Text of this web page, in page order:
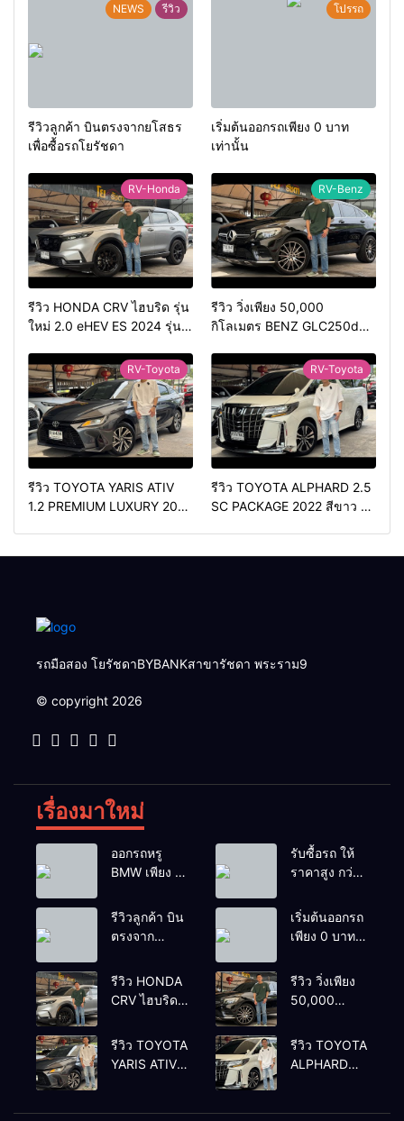
NEWS รีวิว
รีวิวลูกค้า บินตรงจากยโสธร
เพื่อซื้อรถโยรัชดา
โปรรถ
เริ่มต้นออกรถเพียง 0 บาท
เท่านั้น
RV-Honda
รีวิว HONDA CRV ไฮบริด รุ่น
ใหม่ 2.0 eHEV ES 2024 รุ่น
วิ่ง3หมื่นกว่าโล
RV-Benz
รีวิว วิ่งเพียง 50,000
กิโลเมตร BENZ GLC250d
เดียว ดีเซล สวยหายาก ทรง
สปอร์ต
RV-Toyota
รีวิว TOYOTA YARIS ATIV
1.2 PREMIUM LUXURY 2024
RV-Toyota
รีวิว TOYOTA ALPHARD 2.5
SC PACKAGE 2022 สีขาว ท้อ
รถมือสอง โยรัชดาBYBANKสาขารัชดา พระราม9
© copyright 2026
เรื่องมาใหม่
ออกรถหรู
BMW เพียง 1
รับซื้อรถ ให้
ราคาสูง กว่า
ติดไฟแนนซ์ก็
รับซื้อ
รีวิวลูกค้า บิน
ตรงจาก
รถโยรัชดา
เริ่มต้นออกรถ
เพียง 0 บาท
รีวิว HONDA
CRV ไฮบริด
eHEV ES
2024 รุ่นรอง
วิ่ง3หมื่นกว่า
รีวิว วิ่งเพียง
50,000
BENZ
GLC250d
เดียว ดีเซล
รีวิว TOYOTA
YARIS ATIV
รีวิว TOYOTA
ALPHARD